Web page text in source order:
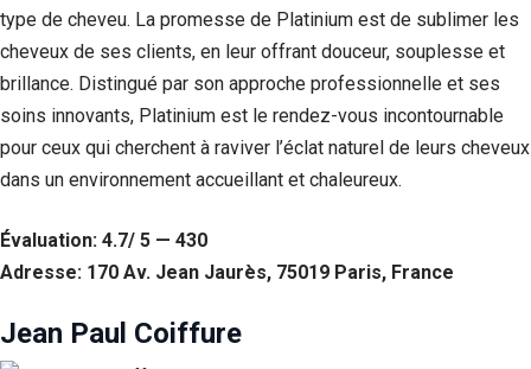
type de cheveu. La promesse de Platinium est de sublimer les
cheveux de ses clients, en leur offrant douceur, souplesse et
brillance. Distingué par son approche professionnelle et ses
soins innovants, Platinium est le rendez-vous incontournable
pour ceux qui cherchent à raviver l’éclat naturel de leurs cheveux
dans un environnement accueillant et chaleureux.
Évaluation: 4.7/ 5 — 430
Adresse: 170 Av. Jean Jaurès, 75019 Paris, France
Jean Paul Coiffure